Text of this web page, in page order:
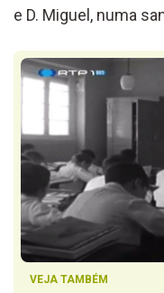
e D. Miguel, numa
VEJA TAMBÉM